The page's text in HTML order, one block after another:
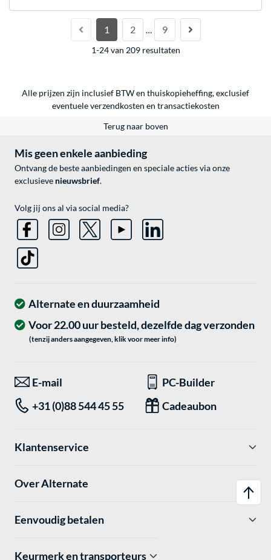
1 2 … 9
1-24 van 209 resultaten
Alle prijzen zijn inclusief BTW en thuiskopieheffing, exclusief
eventueleverzendkosten en transactiekosten
Terug naar boven
Mis geen enkele aanbieding
Ontvang de beste aanbiedingen en speciale acties via onze
exclusieve nieuwsbrief.
Volg jij ons al via social media?
Alternate en duurzaamheid
Voor 22.00 uur besteld, dezelfde dag verzonden
(tenzij anders aangegeven, klik voor meer info)
E-mail
PC-Builder
+31 (0)88 544 45 55
Cadeaubon
Klantenservice
Over Alternate
Eenvoudig betalen
Keurmerk en transporteurs